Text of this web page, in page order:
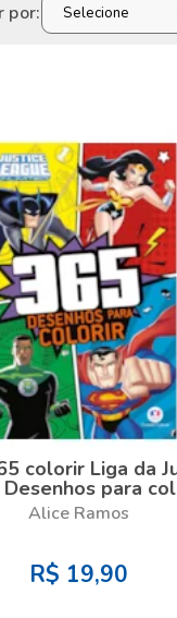
por:
colorir Liga da
para
Alice Ramos
R$ 19,90